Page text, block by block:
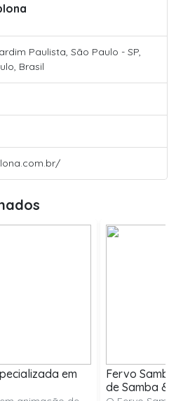
Paulista, São Paulo - SP,
Brasil
em
Fervo
de Samba &